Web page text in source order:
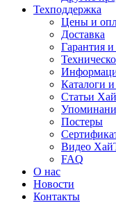
Техподдержка
Цены и
Доставка
Гарантия и
Каталоги
Статьи
Постеры
Видео
FAQ
О нас
Новости
Контакты